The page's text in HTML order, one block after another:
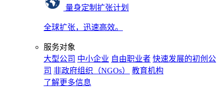
量身定制扩张计划
全球扩张，迅速高效。
服务对象
大型公司 中小企业 自由职业者 快速发展的初创公
司 非政府组织（NGOs）
教育机构
了解更多信息